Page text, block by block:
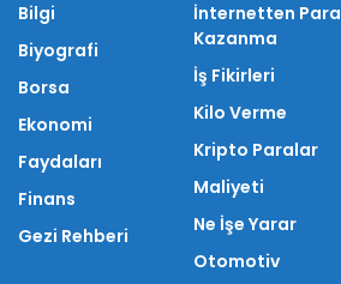
Bilgi
Biyografi
Borsa
Ekonomi
Faydaları
Finans
Gezi Rehberi
İnternetten Para
Kazanma
İş Fikirleri
Kilo Verme
Kripto Paralar
Maliyeti
Ne İşe Yarar
Otomotiv